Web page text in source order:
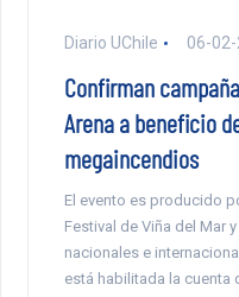
Diario UChile 06-
Confirman
Arena a beneficio
megaincendios
El evento es producido
Festival de Viña del Mar
nacionales e
está habilitada la cuenta